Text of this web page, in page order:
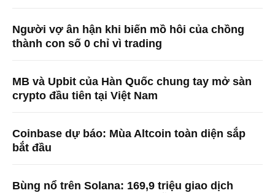
Người vợ ân hận khi biến mồ hôi của chồng
thành con số 0 chỉ vì trading
MB và Upbit của Hàn Quốc chung tay mở sàn
crypto đầu tiên tại Việt Nam
Coinbase dự báo: Mùa Altcoin toàn diện sắp
bắt đầu
Bùng nổ trên Solana: 169,9 triệu giao dịch